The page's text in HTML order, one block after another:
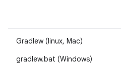
Gradlew (linux, Mac)
gradlew.bat (Windows)